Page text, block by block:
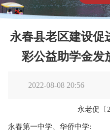
永春县老区建设促
彩公益助学金发
2022-08-08 20:56
永老促〔
永春第一中学、华侨中学: